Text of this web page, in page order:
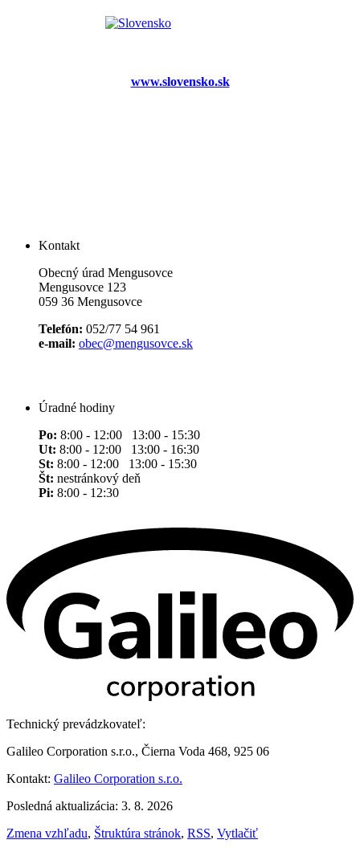
www.slovensko.sk
Kontakt
Obecný úrad Mengusovce
Mengusovce 123
059 36 Mengusovce
Telefón: 052/77 54 961
e-mail: obec@mengusovce.sk
Úradné hodiny
Po: 8:00 - 12:00 13:00 - 15:30
Ut: 8:00 - 12:00 13:00 - 16:30
St: 8:00 - 12:00 13:00 - 15:30
Št: nestránkový deň
Pi: 8:00 - 12:30
Technický prevádzkovateľ:
Galileo Corporation s.r.o., Čierna Voda 468, 925 06
Kontakt: Galileo Corporation s.r.o.
Posledná aktualizácia: 3. 8. 2026
Zmena vzhľadu, Štruktúra stránok, RSS, Vytlačiť